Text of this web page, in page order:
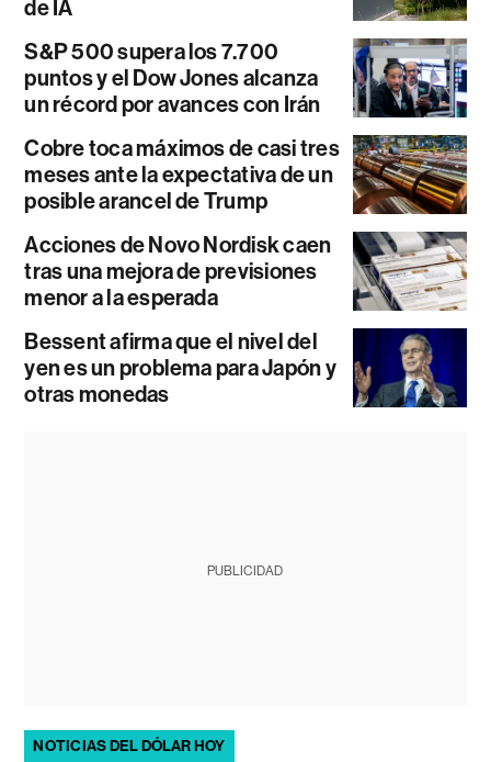
de IA
S&P 500 supera los 7.700
puntos y el Dow Jones alcanza
un récord por avances con Irán
Cobre toca máximos de casi tres
meses ante la expectativa de un
posible arancel de Trump
Acciones de Novo Nordisk caen
tras una mejora de previsiones
menor a la esperada
Bessent afirma que el nivel del
yen es un problema para Japón y
otras monedas
PUBLICIDAD
NOTICIAS DEL DÓLAR HOY